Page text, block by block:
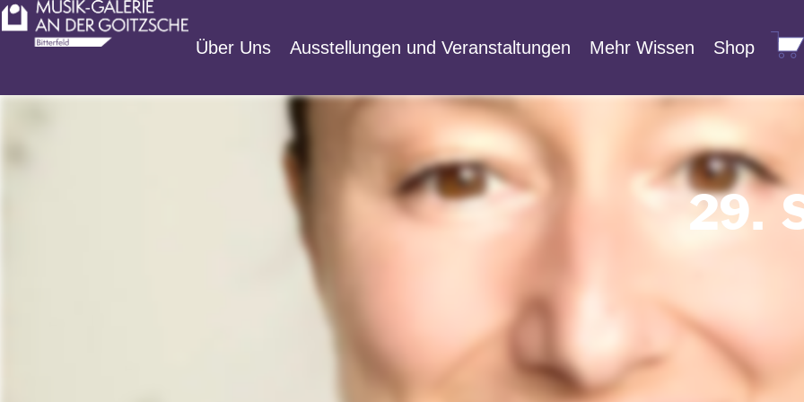
Zum
Inhalt
Über Uns Ausstellungen und Veranstaltungen Mehr Wissen Shop
29.